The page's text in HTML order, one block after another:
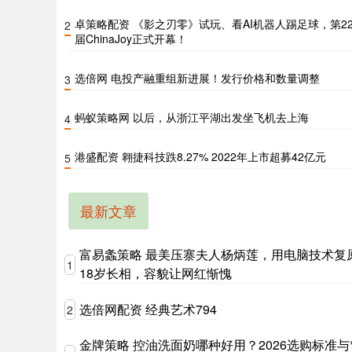
2 卓策略配资 《影之刃零》试玩、看AI机器人踢足球，第22
届ChinaJoy正式开幕！
3 选倍网 电投产融重组新进展！发行价格和数量调整
4 蚂蚁策略网 以后，从浙江平湖出发坐飞机去上海
5 港盛配资 翱捷科技跌8.27% 2022年上市超募42亿元
最新文章
1
富易螽策略 最美压寨夫人杨炳莲，用电脑技术复
18岁长相，容貌让网红惭愧
2 选倍网配资 经典艺术794
金牌策略 控油洗面奶哪种好用？2026选购标准